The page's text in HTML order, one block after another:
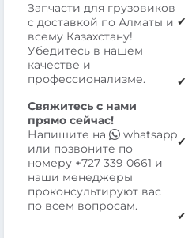
Запчасти для грузовиков
с доставкой по Алматы и
всему Казахстану!
Убедитесь в нашем
качестве и
профессионализме.
Свяжитесь с нами
прямо сейчас!
Напишите на
whatsapp
или позвоните по
номеру +727 339 0661 и
наши менеджеры
проконсультируют вас
по всем вопросам.